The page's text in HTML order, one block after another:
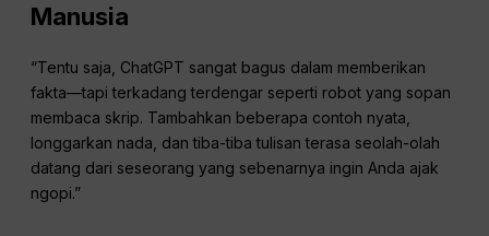
Manusia
“Tentu saja, ChatGPT sangat bagus dalam memberikan
fakta—tapi terkadang terdengar seperti robot yang sopan
membaca skrip. Tambahkan beberapa contoh nyata,
longgarkan nada, dan tiba-tiba tulisan terasa seolah-olah
datang dari seseorang yang sebenarnya ingin Anda ajak
ngopi.”